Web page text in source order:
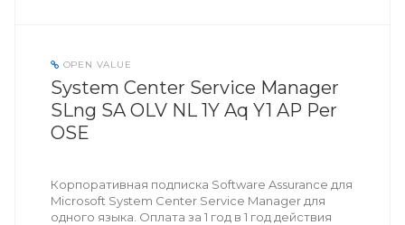
OPEN VALUE
System Center Service Manager
SLng SA OLV NL 1Y Aq Y1 AP Per
OSE
Корпоративная подписка Software Assurance для
Microsoft System Center Service Manager для
одного языка. Оплата за 1 год в 1 год действия